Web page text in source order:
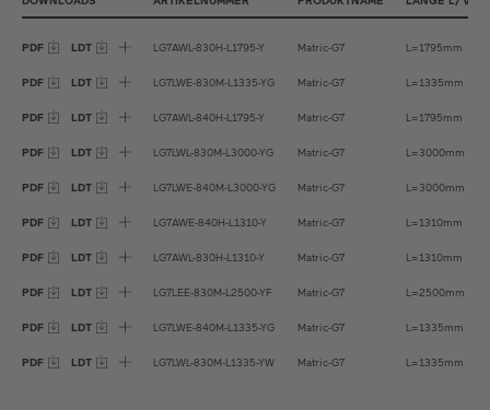
Satin Bronze
PDF LDT LG7AWL-830H-L1795-Y Matric-G7 L=1795mm
PDF LDT LG7LWE-830M-L1335-YG Matric-G7 L=1335mm
PDF LDT LG7AWL-840H-L1795-Y Matric-G7 L=1795mm
PDF LDT LG7LWL-830M-L3000-YG Matric-G7 L=3000mm
PDF LDT LG7LWE-840M-L3000-YG Matric-G7 L=3000mm
PDF LDT LG7AWE-840H-L1310-Y Matric-G7 L=1310mm
PDF LDT LG7AWL-830H-L1310-Y Matric-G7 L=1310mm
PDF LDT LG7LEE-830M-L2500-YF Matric-G7 L=2500mm
PDF LDT LG7LWE-840M-L1335-YG Matric-G7 L=1335mm
PDF LDT LG7LWL-830M-L1335-YW Matric-G7 L=1335mm